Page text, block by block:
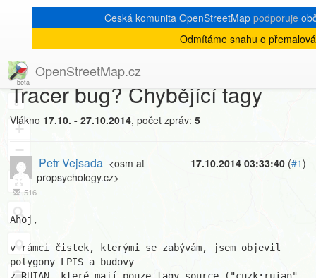
Česká komunita OpenStreetMap podporuje
Odmítáme snahu o
OpenStreetMap.cz
8
+
−
« zpět na výpis měsíce
[Talk-cz]
Tracer bug? Chybějící tagy
Vlákno 17.10. - 27.10.2014, počet zpráv: 5
17.10.2014 03:33:40 (#1)
Petr Vejsada <osm at
propsychology.cz>
516
Ahoj,
v rámci čistek, kterými se zabývám, jsem objevil
polygony LPIS a budovy